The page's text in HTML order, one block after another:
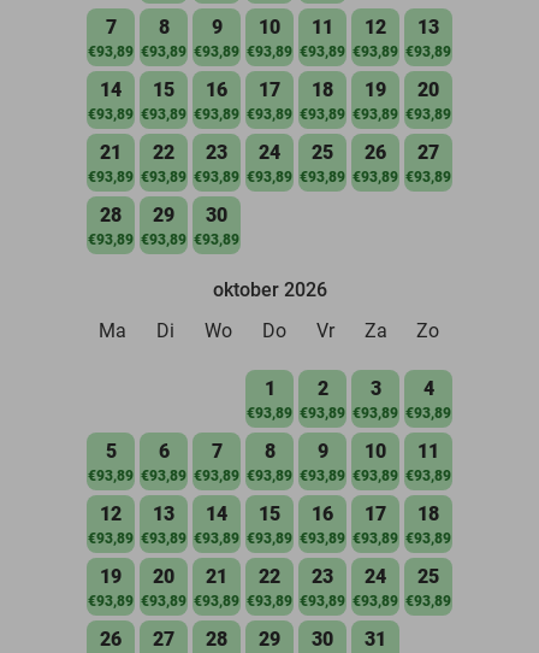
7
€93,89
8
€93,89
9
€93,89
10
€93,89
11
€93,89
12
€93,89
13
€93,89
14
€93,89
15
€93,89
16
€93,89
17
€93,89
18
€93,89
19
€93,89
20
€93,89
21
€93,89
22
€93,89
23
€93,89
24
€93,89
25
€93,89
26
€93,89
27
€93,89
28
€93,89
29
€93,89
30
€93,89
oktober 2026
Ma
Di Wo Do Vr Za Zo
1
€93,89
2
€93,89
3
€93,89
4
€93,89
5
€93,89
6
€93,89
7
€93,89
8
€93,89
9
€93,89
10
€93,89
11
€93,89
12
€93,89
13
€93,89
14
€93,89
15
€93,89
16
€93,89
17
€93,89
18
€93,89
19
€93,89
20
€93,89
21
€93,89
22
€93,89
23
€93,89
24
€93,89
25
€93,89
26 27 28 29 30 31